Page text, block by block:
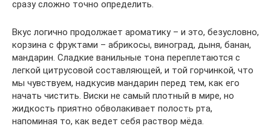
сразу сложно точно определить.
Вкус логично продолжает ароматику – и это, безусловно,
корзина с фруктами – абрикосы, виноград, дыня, банан,
мандарин. Сладкие ванильные тона переплетаются с
легкой цитрусовой составляющей, и той горчинкой, что
мы чувствуем, надкусив мандарин перед тем, как его
начать чистить. Виски не самый плотный в мире, но
жидкость приятно обволакивает полость рта,
напоминая то, как ведет себя раствор мёда.